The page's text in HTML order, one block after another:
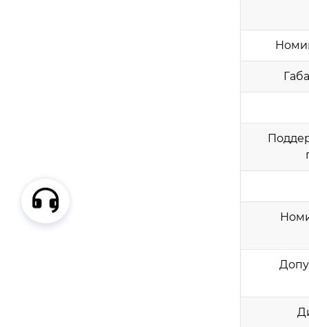
тема хранения энергии 10.24–2
5.6 кВт·ч, Стековая LiFePO4, IP65,
6000 циклов | Prostar